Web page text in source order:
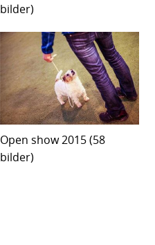
bilder)
Open show 2015 (58
bilder)